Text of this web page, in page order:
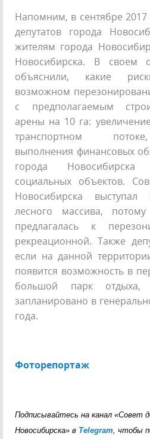
Напомним, в сентябре 2017
депутатов города
жителям города
Новосибирска. В своем
объяснили, какие
возможном
с предполагаемым
арены на 10 га:
транспортном
выполнения финансовых
города Новосибирска
социальных объектов.
Новосибирска
лесного массива,
предлагалась к
рекреационной. Также
если на данной
появится возможность в
большой парк
запланировано в
года.
Фоторепортаж
Подписывайтесь на канал «Совет
Новосибирска» в Telegram , чтобы